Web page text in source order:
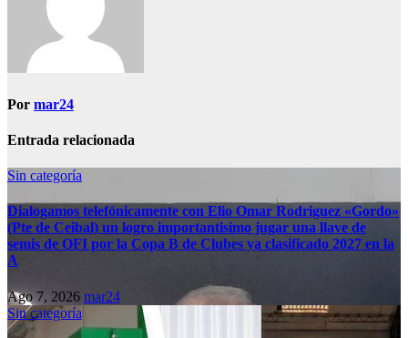
Por mar24
Entrada relacionada
Sin categoría
Dialogamos telefónicamente con Elio Omar Rodriguez «Gordo»
(Pte de Ceibal) un logro importantisimo jugar una llave de
semis de OFI por la Copa B de Clubes ya clasificado 2027 en la
A
Ago 7, 2026 mar24
Sin categoría